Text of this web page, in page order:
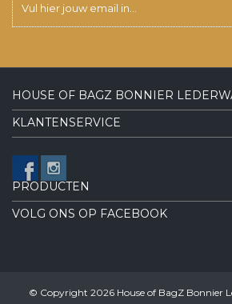
HOUSE OF BAGZ BONNIER
KLANTENSERVICE
PRODUCTEN
VOLG ONS OP FACEBOOK
© Copyright 2026 House of BagZ Bonnier